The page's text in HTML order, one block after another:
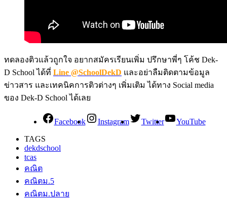
ทดลองติวแล้วถูกใจ อยากสมัครเรียนเพิ่ม ปรึกษาพี่ๆ โค้ช Dek-
D School ได้ที่ Line @SchoolDekD และอย่าลืมติดตามข้อมูล
ข่าวสาร และเทคนิคการติวต่างๆ เพิ่มเติม ได้ทาง Social media
ของ Dek-D School ได้เลย
Facebook Instagram Twitter
YouTube
TAGS
dekdschool
tcas
คณิต
คณิตม.5
คณิตม.ปลาย